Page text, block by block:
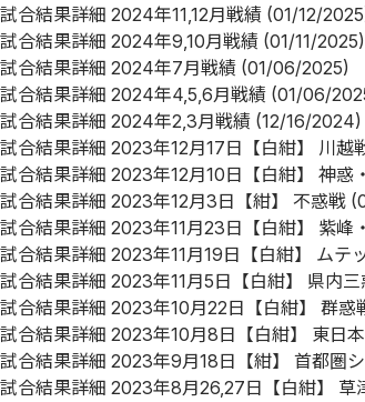
試合結果詳細 2024年11,12月戦績 (01/12/
試合結果詳細 2024年9,10月戦績 (01/11/2025)
試合結果詳細 2024年7月戦績 (01/06/2025)
試合結果詳細 2024年4,5,6月戦績 (01/06/
試合結果詳細 2024年2,3月戦績 (12/16/2024)
試合結果詳細 2023年12月17日【白紺】 川越
試合結果詳細 2023年12月10日【白紺】 神惑
試合結果詳細 2023年12月3日【紺】 不惑戦
試合結果詳細 2023年11月23日【白紺】 紫峰
試合結果詳細 2023年11月19日【白紺】 ムテ
試合結果詳細 2023年11月5日【白紺】 県内三
試合結果詳細 2023年10月22日【白紺】 群惑
試合結果詳細 2023年10月8日【白紺】 東日
試合結果詳細 2023年9月18日【紺】 首都圏
試合結果詳細 2023年8月26,27日【白紺】 草